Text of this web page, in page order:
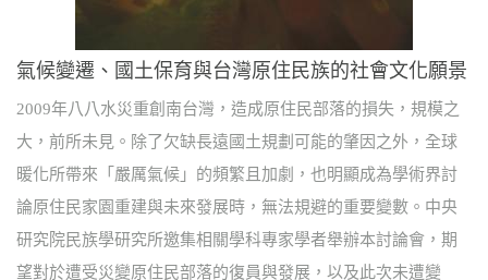
氣候變遷、國土保育與台灣原住民族的社會文化願景
2009年八八水災重創南台灣，造成原住民部落的損失，規模之
大，前所未見。除了欠缺長遠國土規劃可能的肇因之外，全球
暖化所帶來「嚴厲氣候」的頻繁且加劇，也明顯成為學術界討
論原住民家園重建與未來發展時，無法規避的重要變數。中央
研究院民族學研究所邀集相關學科專家學者舉辦本討論會，期
望對於遭受災變原住民部落的復員與發展，以及此次未遭變